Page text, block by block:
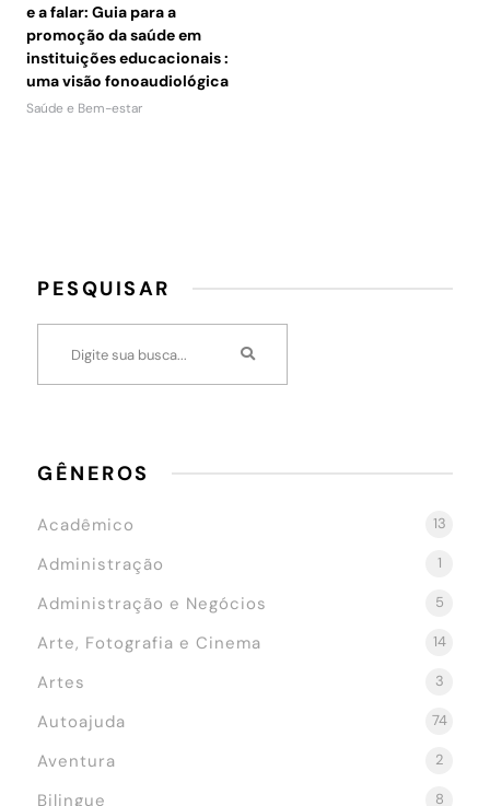
PESQUISAR
GÊNEROS
Acadêmico 13
Administração 1
Administração e Negócios 5
Arte, Fotografia e Cinema 14
Artes 3
Autoajuda 74
Aventura 2
Bilingue 8
e a falar: Guia para a
promoção da saúde em
instituições educacionais :
uma visão fonoaudiológica
Saúde e Bem-estar